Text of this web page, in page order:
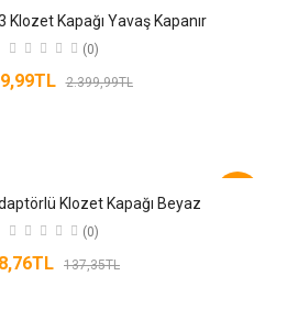
Klozet Kapağı Yavaş Kapanır
(0)
2.399,99TL
Klozet Kapağı Beyaz
(0)
137,35TL